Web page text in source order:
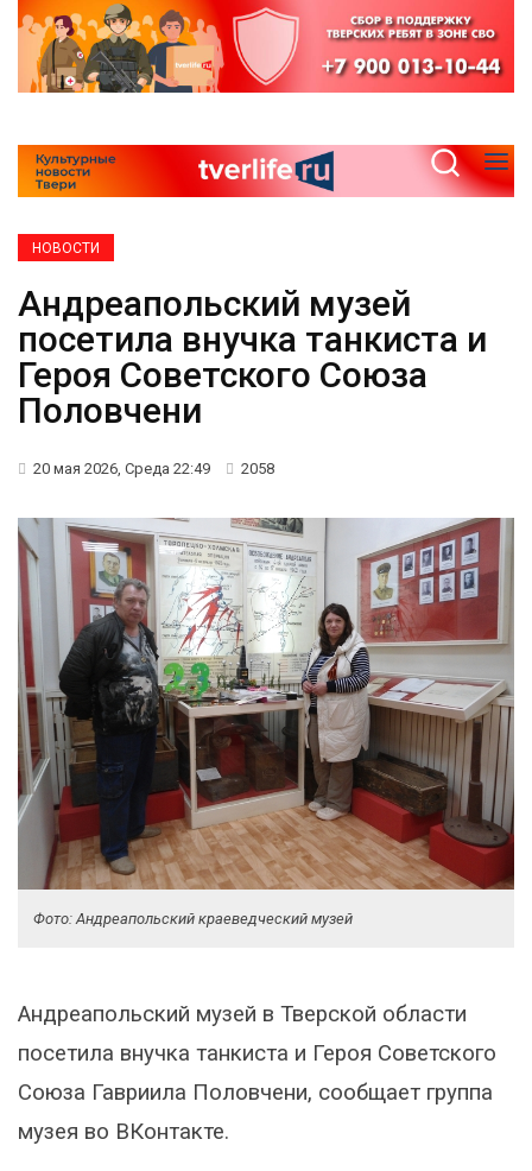
НОВОСТИ
Андреапольский музей
посетила внучка танкиста и
Героя Советского Союза
Половчени
20 мая 2026, Среда 22:49 2058
Фото: Андреапольский краеведческий музей
Андреапольский музей в Тверской области
посетила внучка танкиста и Героя Советского
Союза Гавриила Половчени, сообщает группа
музея во ВКонтакте.